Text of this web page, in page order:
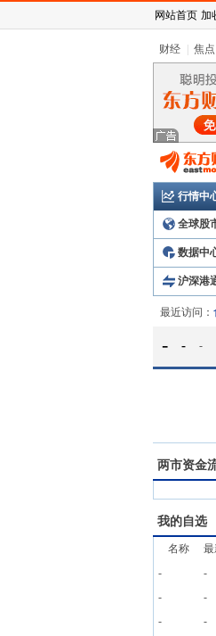
财经 焦点
行情中
全球股
数据中
沪深港
最近访问：
- - -
两市资金
我的自选
名称
-
-
-
-
-
-
网站首页 加